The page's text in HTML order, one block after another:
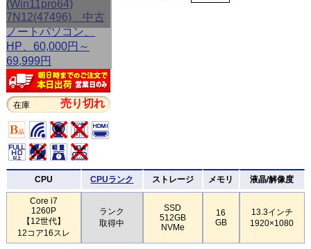
在庫 売り切れ
CPU CPUランク ストレージ メモリ 液晶/解像度
Core i7
1260P
【12世代】
12コア16スレ
ランク
取得中
SSD
512GB
NVMe
16
GB
13.3インチ
1920×1080